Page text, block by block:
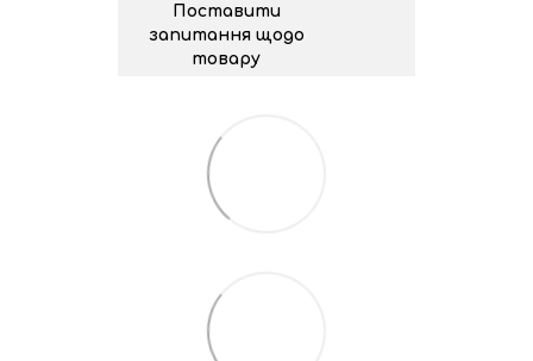
Поставити
запитання щодо
товару